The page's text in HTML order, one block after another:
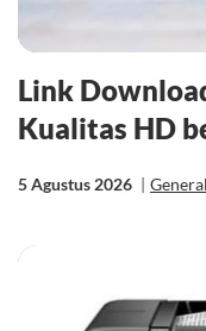
Link
Kualitas HD
5 Agustus 2026 | General